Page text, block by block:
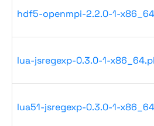
hdf5-openmpi-2.2.0-1-
lua-jsregexp-0.3.0-1-
lua51-jsregexp-0.3.0-1-